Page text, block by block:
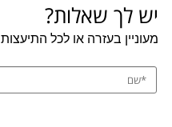
יש לך שאלות?
מעוניין בעזרה או לכל התיעצות